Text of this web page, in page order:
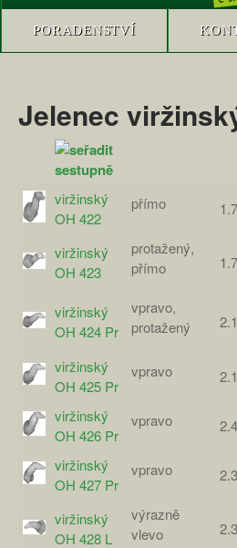
PORADENSTVÍ
Jelenec
viržinský
OH 422
přímo
viržinský
OH 423
protažený,
přímo
viržinský
OH 424 Pr
vpravo,
protažený
viržinský
OH 425 Pr
vpravo
viržinský
OH 426 Pr
vpravo
viržinský
OH 427 Pr
vpravo
viržinský
OH 428 L
výrazně
vlevo